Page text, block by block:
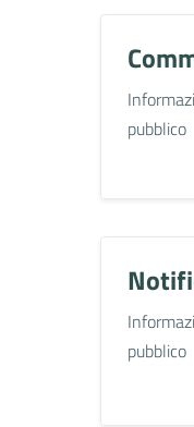
pubblico
pubblico